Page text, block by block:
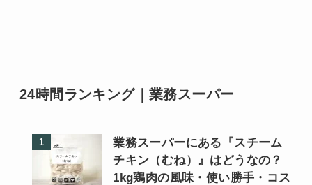
24時間ランキング｜業務スーパー
業務スーパーにある『スチーム
チキン（むね）』はどうなの？
1kg鶏肉の風味・使い勝手・コス